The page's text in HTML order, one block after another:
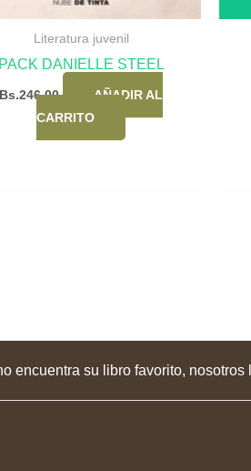
Literatura juvenil
PACK DANIELLE STEEL
Bs.246,00
AÑADIR AL
CARRITO
encuentra su libro favorito, nosotros